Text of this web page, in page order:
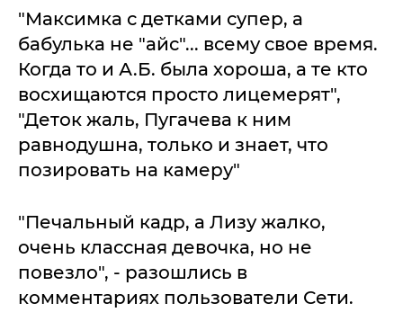
"Максимка с детками супер, а
бабулька не "айс"... всему свое время.
Когда то и А.Б. была хороша, а те кто
восхищаются просто лицемерят",
"Деток жаль, Пугачева к ним
равнодушна, только и знает, что
позировать на камеру"
"Печальный кадр, а Лизу жалко,
очень классная девочка, но не
повезло", - разошлись в
комментариях пользователи Сети.